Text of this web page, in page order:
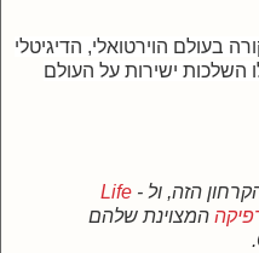
בעולם הוירטואלי, הדיגיטלי
השלכות ישירות על העולם
הזה, ול - Life
המצוינת שלהם